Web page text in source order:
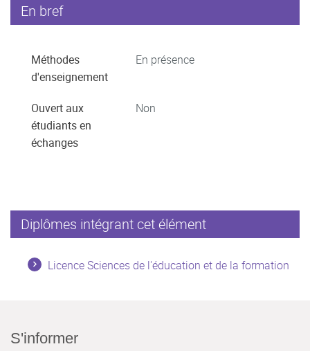
En bref
Méthodes
d'enseignement
En présence
Ouvert aux
étudiants en
échanges
Non
Diplômes intégrant cet élément
Licence Sciences de l'éducation et de la formation
S'informer